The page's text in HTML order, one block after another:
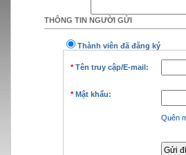
THÔNG TIN NGƯỜI GỬI
Thành viên đã đăng ký
*Tên truy cập/E-mail:
* Mật khẩu:
Quên